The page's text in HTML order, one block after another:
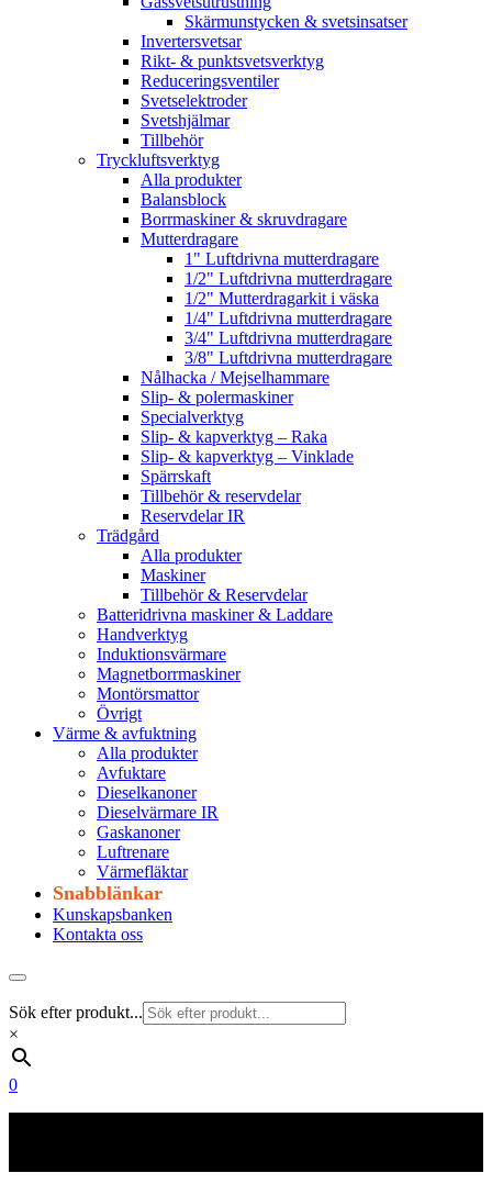
Skärmunstycken & svetsinsatser
Invertersvetsar
Rikt- & punktsvetsverktyg
Reduceringsventiler
Svetselektroder
Svetshjälmar
Tillbehör
Tryckluftsverktyg
Alla produkter
Balansblock
Borrmaskiner & skruvdragare
Mutterdragare
1" Luftdrivna mutterdragare
1/2" Luftdrivna mutterdragare
1/2" Mutterdragarkit i väska
1/4" Luftdrivna mutterdragare
3/4" Luftdrivna mutterdragare
3/8" Luftdrivna mutterdragare
Nålhacka / Mejselhammare
Slip- & polermaskiner
Specialverktyg
Slip- & kapverktyg – Raka
Slip- & kapverktyg – Vinklade
Spärrskaft
Tillbehör & reservdelar
Reservdelar IR
Trädgård
Alla produkter
Maskiner
Tillbehör & Reservdelar
Batteridrivna maskiner & Laddare
Handverktyg
Induktionsvärmare
Magnetborrmaskiner
Montörsmattor
Övrigt
Värme & avfuktning
Alla produkter
Avfuktare
Dieselkanoner
Dieselvärmare IR
Gaskanoner
Luftrenare
Värmefläktar
Snabblänkar
Kunskapsbanken
Kontakta oss
Sök efter produkt...
×
0